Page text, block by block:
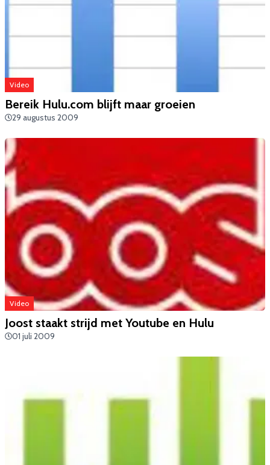
Video
Bereik Hulu.com blijft maar groeien
29 augustus 2009
Video
Joost staakt strijd met Youtube en Hulu
01 juli 2009